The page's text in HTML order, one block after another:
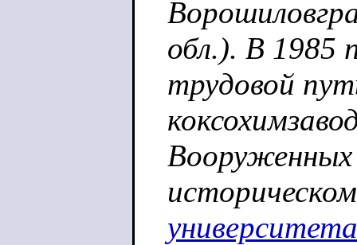
обл.). В 1985
трудовой
университета